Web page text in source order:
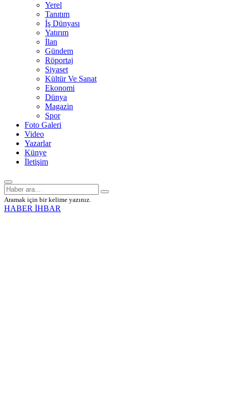
Yerel
Tanıtım
İş Dünyası
Yatırım
İlan
Gündem
Röportaj
Siyaset
Kültür Ve Sanat
Ekonomi
Dünya
Magazin
Spor
Foto Galeri
Video
Yazarlar
Künye
İletişim
Aramak için bir kelime yazınız.
HABER İHBAR